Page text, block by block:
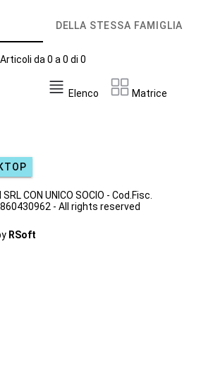
DELLA STESSA FAMIGLIA
Articoli da 0 a 0 di 0
Elenco Matrice
CON UNICO SOCIO - Cod.Fisc.
- All rights reserved
RSoft